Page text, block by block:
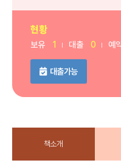
현황
보유 1 대출 0 예
대출가능
책소개